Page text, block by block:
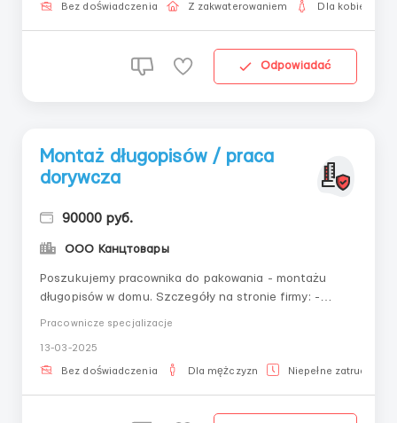
страхи и сомнения. Станьте частью нашей
Bez doświadczenia Z zakwaterowaniem Dla kobiet
Odpowiadać
Montaż długopisów / praca
dorywcza
90000 руб.
ООО Канцтовары
Poszukujemy pracownika do pakowania - montażu
długopisów w domu. Szczegóły na stronie firmy: -
i miejsce zamieszkania nie mają znaczenia. Korporacja
szuka pakowaczy do montażu części.Praca przy pako...
Pracownicze specjalizacje
13-03-2025
Bez doświadczenia Dla mężczyzn Niepełne zatrudnienie